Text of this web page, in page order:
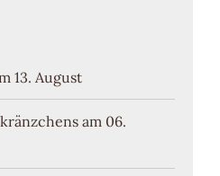
13. August
am 06.